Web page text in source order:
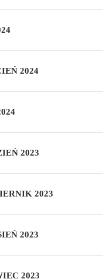
2024
2023
2023
2023
2023